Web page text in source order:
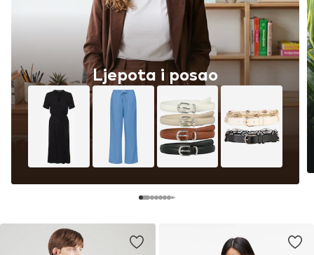
Ljepota i posao